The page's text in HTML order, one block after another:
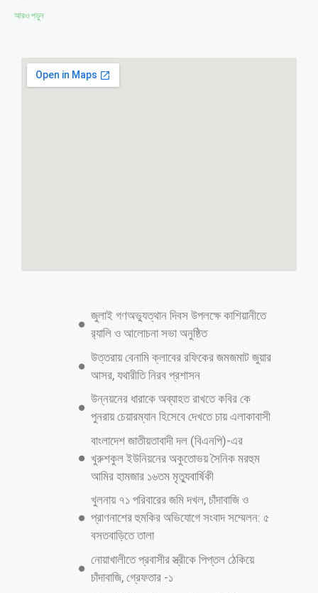
আরও পড়ুন
জুলাই গণঅভ্যুত্থান দিবস উপলক্ষে কাশিয়ানীতে
র‍্যালি ও আলোচনা সভা অনুষ্ঠিত
উত্তরায় বেনামি ক্লাবের রফিকের জমজমাট জুয়ার
আসর, যথারীতি নিরব প্রশাসন
উন্নয়নের ধারাকে অব্যাহত রাখতে কবির কে
পুনরায় চেয়ারম্যান হিসেবে দেখতে চায় এলাকাবাসী
বাংলাদেশ জাতীয়তাবাদী দল (বিএনপি)-এর
খুরুশকুল ইউনিয়নের অকুতোভয় সৈনিক মরহুম
আমির হামজার ১৬তম মৃত্যুবার্ষিকী
খুলনায় ৭১ পরিবারের জমি দখল, চাঁদাবাজি ও
প্রাণনাশের হুমকির অভিযোগে সংবাদ সম্মেলন: ৫
বসতবাড়িতে তালা
নোয়াখালীতে প্রবাসীর স্ত্রীকে পিপ্তল ঠেকিয়ে
চাঁদাবাজি, গ্রেফতার -১